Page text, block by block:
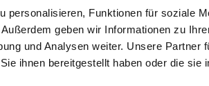
personalisieren, Funktionen für soziale
geben wir Informationen zu
und Analysen weiter. Unsere Partner
ihnen bereitgestellt haben oder die sie